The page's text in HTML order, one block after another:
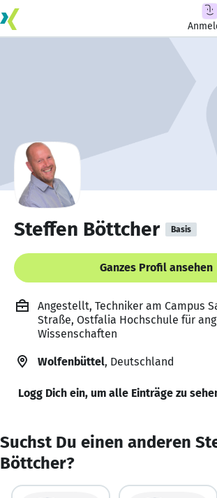
Steffen Böttcher Basis
Ganzes Profil ansehen
Angestellt, Techniker am Campus
Straße, Ostfalia Hochschule für
Wissenschaften
Wolfenbüttel, Deutschland
Logg Dich ein, um alle Einträge zu
Suchst Du einen anderen
Böttcher?